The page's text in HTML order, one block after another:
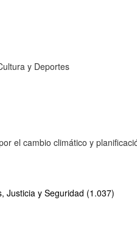
y Deportes
el cambio climático y
Justicia y Seguridad (1.037)